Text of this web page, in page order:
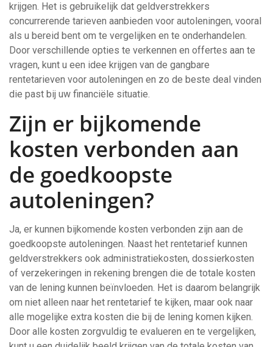
krijgen. Het is gebruikelijk dat geldverstrekkers
concurrerende tarieven aanbieden voor autoleningen, vooral
als u bereid bent om te vergelijken en te onderhandelen.
Door verschillende opties te verkennen en offertes aan te
vragen, kunt u een idee krijgen van de gangbare
rentetarieven voor autoleningen en zo de beste deal vinden
die past bij uw financiële situatie.
Zijn er bijkomende
kosten verbonden aan
de goedkoopste
autoleningen?
Ja, er kunnen bijkomende kosten verbonden zijn aan de
goedkoopste autoleningen. Naast het rentetarief kunnen
geldverstrekkers ook administratiekosten, dossierkosten
of verzekeringen in rekening brengen die de totale kosten
van de lening kunnen beïnvloeden. Het is daarom belangrijk
om niet alleen naar het rentetarief te kijken, maar ook naar
alle mogelijke extra kosten die bij de lening komen kijken.
Door alle kosten zorgvuldig te evalueren en te vergelijken,